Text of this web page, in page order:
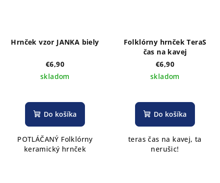
Hrnček vzor JANKA biely
€6,90
skladom
Do košíka
POTLÁČANÝ Folklórny
keramický hrnček
Folklórny hrnček TeraS
čas na kavej
€6,90
skladom
Do košíka
teras čas na kavej, ta
nerušic!